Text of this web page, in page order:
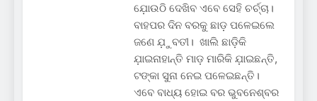
ଯ଼ୋଉଠି ଦେଖିବ ଏବେ ସେହି ଚର୍ଚ୍ଚା।
ବାହପର ଦିନ ବରକୁ ଛାଡ଼ ପଳେଇଲେ
ଜଣେ ଯ଼ୁବତୀ। ଖାଲି ଛାଡ଼ିକି
ଯ଼ାଇନାହାନ୍ତି ମାଡ଼ ମାରିକି ଯ଼ାଇଛନ୍ତି,
ଟଙ୍କା ସୁନା ନେଇ ପଳେଇଛନ୍ତି।
ଏବେ ବାଧ୍ୟ ହୋଇ ବର ଭୁବନେଶ୍ବର